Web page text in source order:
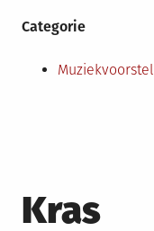
Categorie
Kras